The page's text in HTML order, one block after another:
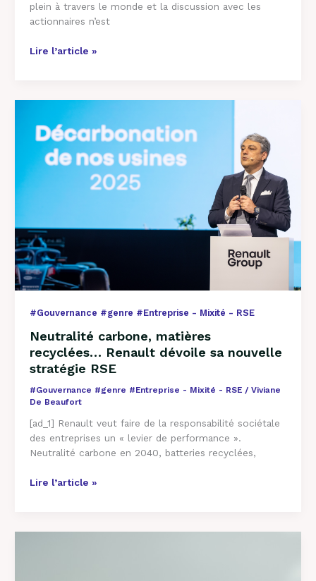
plein à travers le monde et la discussion avec les
actionnaires n’est
Lire l’article »
#Gouvernance #genre #Entreprise - Mixité - RSE
Neutralité carbone, matières
recyclées… Renault dévoile sa nouvelle
stratégie RSE
#Gouvernance #genre #Entreprise - Mixité - RSE/ Viviane
De Beaufort
[ad_1] Renault veut faire de la responsabilité sociétale
des entreprises un « levier de performance ».
Neutralité carbone en 2040, batteries recyclées,
carbone,
matières
recyclées…
Renault
stratégie
RSE
Lire l’article »